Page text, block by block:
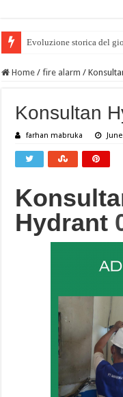
Evoluzione storica del
Home / fire alarm /
Konsultan
farhan mabruka
Hydrant